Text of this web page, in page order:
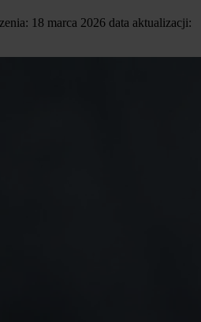
18 marca 2026 data aktualizacji: